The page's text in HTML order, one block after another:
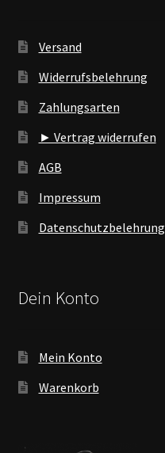
Versand
Widerrufsbelehrung
Zahlungsarten
► Vertrag widerrufen
AGB
Impressum
Datenschutzbelehrung
Dein Konto
Mein Konto
Warenkorb